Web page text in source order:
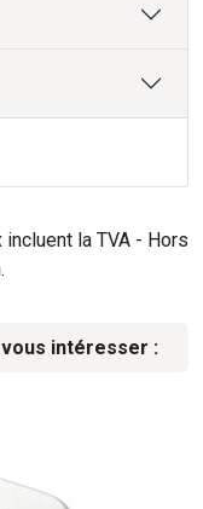
la TVA - Hors
intéresser :